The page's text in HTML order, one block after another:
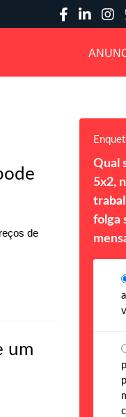
de
um
Qual
5x2,
folga